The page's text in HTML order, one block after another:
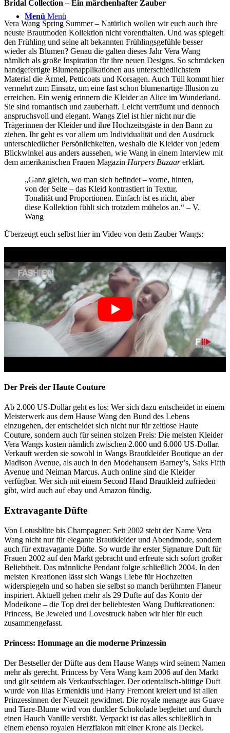
Menü Menü
Bridal Collection – Ein märchenhafter Zauber
Vera Wang Spring Summer – Natürlich wollen wir euch auch ihre
neuste Brautmoden Kollektion nicht vorenthalten. Und was spiegelt
den Frühling und seine alt bekannten Frühlingsgefühle besser
wieder als Blumen? Genau die galten dieses Jahr Vera Wang
nämlich als große Inspiration für ihre neuen Designs. So schmücken
handgefertigte Blumenapplikationen aus unterschiedlichstem
Material die Ärmel, Petticoats und Korsagen. Auch Tüll kommt hier
vermehrt zum Einsatz, um eine fast schon blumenartige Illusion zu
erreichen. Ein wenig erinnern die Kleider an Alice im Wunderland.
Sie sind romantisch und zauberhaft. Leicht verträumt und dennoch
anspruchsvoll und elegant. Wangs Ziel ist hier nicht nur die
Trägerinnen der Kleider und ihre Hochzeitsgäste in den Bann zu
ziehen. Ihr geht es vor allem um Individualität und den Ausdruck
unterschiedlicher Persönlichkeiten, weshalb die Kleider von jedem
Blickwinkel aus anders aussehen, wie Wang in einem Interview mit
dem amerikanischen Frauen Magazin Harpers Bazaarerklärt.
„Ganz gleich, wo man sich befindet – vorne, hinten,
von der Seite – das Kleid kontrastiert in Textur,
Tonalität und Proportionen. Einfach ist es nicht, aber
diese Kollektion fühlt sich trotzdem mühelos an.“ – V.
Wang
Überzeugt euch selbst hier im Video von dem Zauber Wangs:
Der Preis der Haute Couture
Ab 2.000 US-Dollar geht es los: Wer sich dazu entscheidet in einem
Meisterwerk aus dem Hause Wang den Bund des Lebens
einzugehen, der entscheidet sich nicht nur für zeitlose Haute
Couture, sondern auch für seinen stolzen Preis: Die meisten Kleider
Vera Wangs kosten nämlich zwischen 2.000 und 6.000 US-Dollar.
Verkauft werden sie sowohl in Wangs Brautkleider Boutique an der
Madison Avenue, als auch in den Modehausern Barney’s, Saks Fifth
Avenue und Neiman Marcus. Auch online sind die Kleider
verfügbar. Wer sich mit einem Second Hand Brautkleid zufrieden
gibt, wird auch auf ebay und Amazon fündig.
Extravagante Düfte
Von Lotusblüte bis Champagner: Seit 2002 steht der Name Vera
Wang nicht nur für elegante Brautkleider und Abendmode, sondern
auch für extravagante Düfte. So wurde ihr erster Signature Duft für
Frauen 2002 auf den Markt gebracht und erfreute sich sofort großer
Beliebtheit. Das männliche Pendant folgte schließlich 2004. In den
meisten Kreationen lässt sich Wangs Liebe für Hochzeiten
widerspiegeln und so haben sie selbst so manch berühmten Flaneur
inspiriert. Aktuell gehen mehr als 29 Dufte auf das Konto der
Modeikone – die Top drei der beliebtesten Wang Duftkreationen:
Princess, Be Jeweled und Lovestruck haben wir hier für euch
zusammengefasst.
Princess: Hommage an die moderne Prinzessin
Der Bestseller der Düfte aus dem Hause Wangs wird seinem Namen
mehr als gerecht. Princess by Vera Wang kam 2006 auf den Markt
und gilt seitdem als Verkaufsschlager. Der orientalisch-blütige Duft
wurde von Ilias Ermenidis und Harry Fremont kreiert und ist allen
Prinzessinnen der Neuzeit gewidmet. Die royale menage aus Guave
und Tiare-Blume wird von dunkler Schokolade begleitet und durch
einen Hauch Vanille versüßt. Verpackt ist das alles schließlich in
einem ebenso royalen Herzflakon mit einer Krone als Deckel.